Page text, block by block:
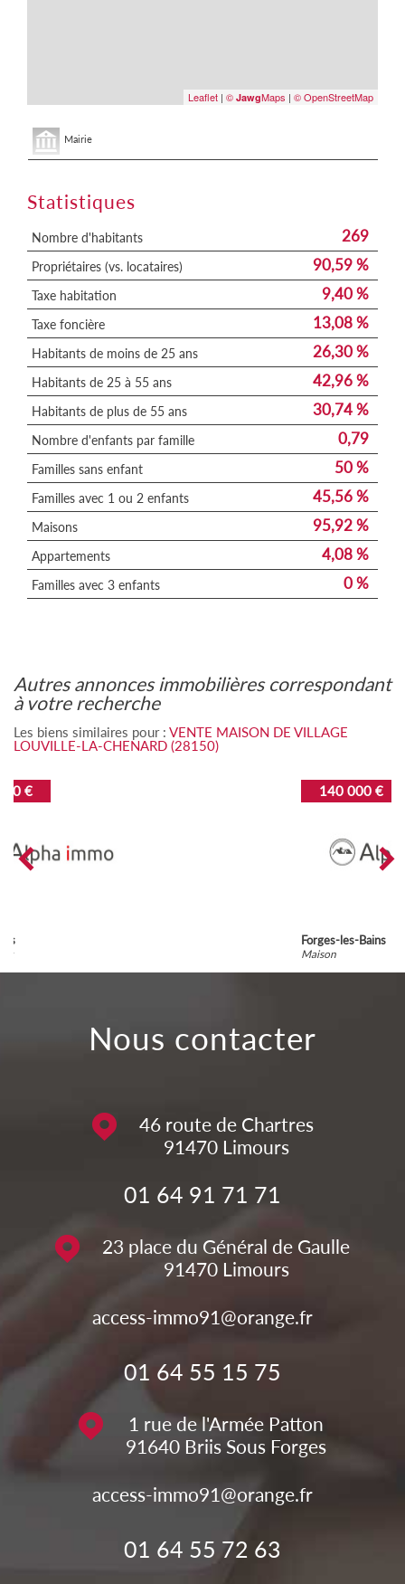
Leaflet | © JawgMaps | © OpenStreetMap
Mairie
Statistiques
Nombre d'habitants 269
Propriétaires (vs. locataires) 90,59 %
Taxe habitation 9,40 %
Taxe foncière 13,08 %
Habitants de moins de 25 ans 26,30 %
Habitants de 25 à 55 ans 42,96 %
Habitants de plus de 55 ans 30,74 %
Nombre d'enfants par famille 0,79
Familles sans enfant 50 %
Familles avec 1 ou 2 enfants 45,56 %
Maisons 95,92 %
Appartements 4,08 %
Familles avec 3 enfants 0 %
autres annonces immobilières correspondant
à votre recherche
Les biens similaires pour : VENTE MAISON DE VILLAGE
LOUVILLE-LA-CHENARD (28150)
nous contacter
46 route de Chartres
91470 Limours
01 64 91 71 71
23 place du Général de Gaulle
91470 Limours
access-immo91@orange.fr
01 64 55 15 75
1 rue de l'Armée Patton
91640 Briis Sous Forges
access-immo91@orange.fr
01 64 55 72 63